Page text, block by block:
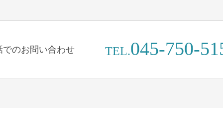
でのお問い合わせ TEL.045-750-